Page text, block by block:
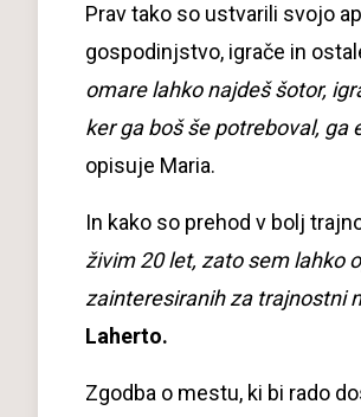
Prav tako so ustvarili svojo
gospodinjstvo, igrače in
omare lahko najdeš šotor,
ker ga boš še potreboval,
opisuje Maria.
In kako so prehod v bolj
živim 20 let, zato sem lahko
zainteresiranih za trajnostni
Laherto.
Zgodba o mestu, ki bi rado